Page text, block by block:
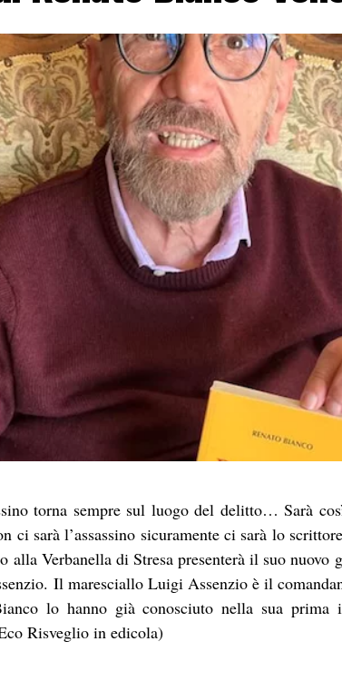
torna sempre sul luogo del delitto… Sarà
ci sarà l’assassino sicuramente ci sarà lo
alla Verbanella di Stresa presenterà il suo nuovo
Il maresciallo Luigi Assenzio è il
lo hanno già conosciuto nella sua prima
Risveglio in edicola)